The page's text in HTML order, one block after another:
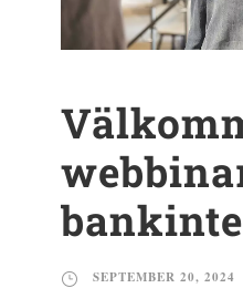
SEPTEMBER 20, 2024